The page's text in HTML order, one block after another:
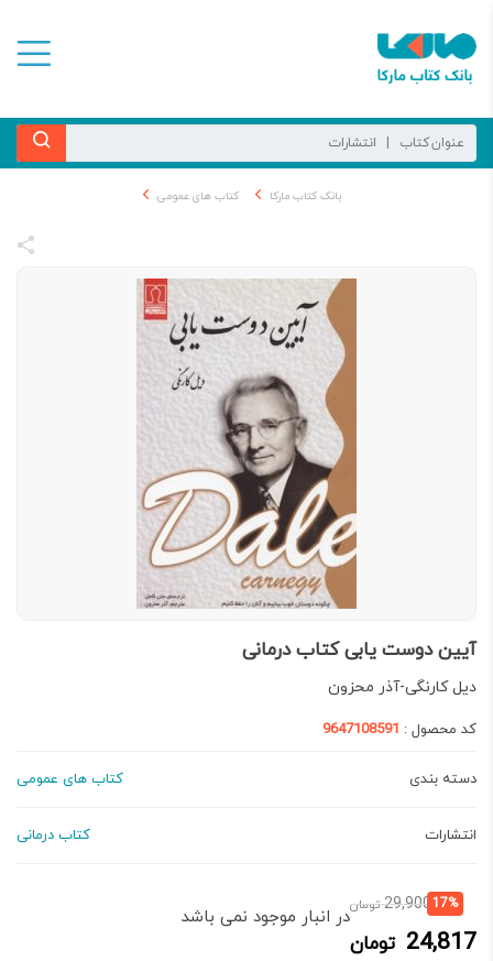
بانک کتاب مارکا کتاب های عمومی
آیین دوست یابی کتاب درمانی
دیل کارنگی-آذر محزون
کد محصول : 9647108591
دسته بندی کتاب های عمومی
انتشارات کتاب درمانی
17%
29,900 تومانقیمت
اصلی:
24,817 تومان
قیمت
فعلی:
24,817 تومان.
در انبار موجود نمی باشد